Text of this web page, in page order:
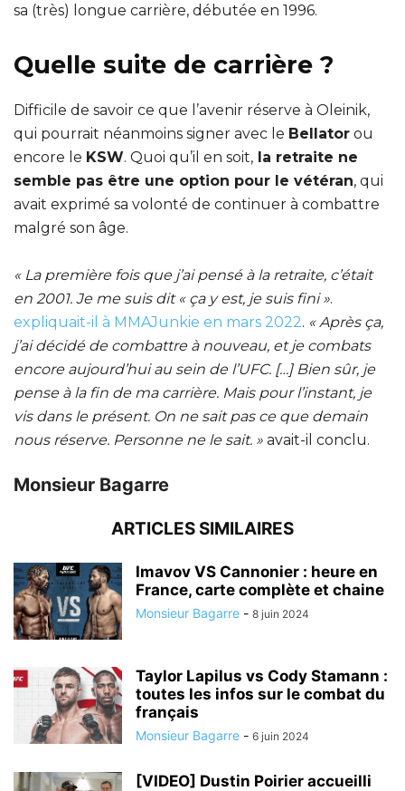
sa (très) longue carrière, débutée en 1996.
Quelle suite de carrière ?
Difficile de savoir ce que l’avenir réserve à Oleinik,
qui pourrait néanmoins signer avec le Bellator ou
encore le KSW. Quoi qu’il en soit, la retraite ne
semble pas être une option pour le vétéran, qui
avait exprimé sa volonté de continuer à combattre
malgré son âge.
« La première fois que j’ai pensé à la retraite, c’était
en 2001. Je me suis dit « ça y est, je suis fini ».
expliquait-il à MMAJunkie en mars 2022. « Après ça,
j’ai décidé de combattre à nouveau, et je combats
encore aujourd’hui au sein de l’UFC. […] Bien sûr, je
pense à la fin de ma carrière. Mais pour l’instant, je
vis dans le présent. On ne sait pas ce que demain
nous réserve. Personne ne le sait. » avait-il conclu.
Monsieur Bagarre
ARTICLES SIMILAIRES
Imavov VS Cannonier : heure en
France, carte complète et chaine
Monsieur Bagarre - 8 juin 2024
Taylor Lapilus vs Cody Stamann :
toutes les infos sur le combat du
français
Monsieur Bagarre - 6 juin 2024
[VIDEO] Dustin Poirier accueilli